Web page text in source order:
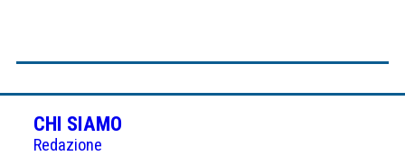
CHI SIAMO
Redazione